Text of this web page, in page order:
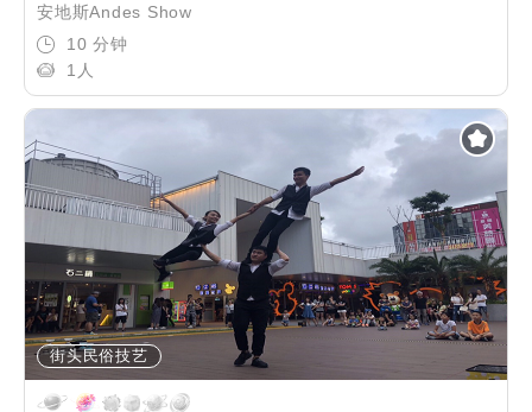
安地斯Andes Show
10 分钟
1人
街头民俗技艺